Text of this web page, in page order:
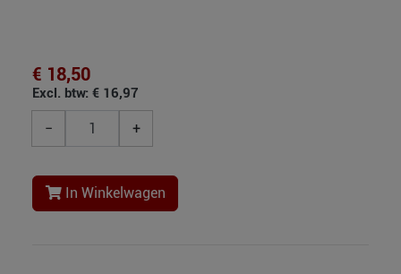
€ 18,50
Excl. btw: € 16,97
− +
In Winkelwagen